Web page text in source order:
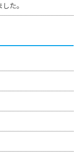
た。